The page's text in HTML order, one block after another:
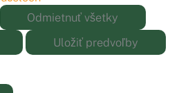
Odmietnuť všetky
Uložiť predvoľby